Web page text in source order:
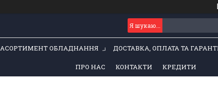
АСОРТИМЕНТ ОБЛАДНАННЯ ДОСТАВКА, ОПЛАТА ТА
ПРО НАС КОНТАКТИ КРЕДИТИ